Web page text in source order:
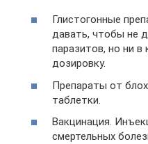
Глистогонные
давать, чтобы не
паразитов, но ни в
дозировку.
Препараты от
таблетки.
Вакцинация.
смертельных